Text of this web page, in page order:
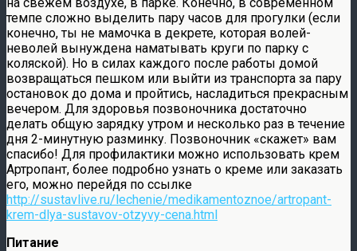
темпе сложно выделить пару часов для прогулки (если
конечно, ты не мамочка в декрете, которая волей-
неволей вынуждена наматывать круги по парку с
коляской). Но в силах каждого после работы домой
возвращаться пешком или выйти из транспорта за пару
остановок до дома и пройтись, насладиться прекрасным
вечером. Для здоровья позвоночника достаточно
делать общую зарядку утром и несколько раз в течение
дня 2-минутную разминку. Позвоночник «скажет» вам
спасибо! Для профилактики можно использовать крем
Артропант, более подробно узнать о креме или заказать
его, можно перейдя по ссылке
http://sustavlive.ru/lechenie/medikamentoznoe/artropant-
krem-dlya-sustavov-otzyvy-cena.html
Питание